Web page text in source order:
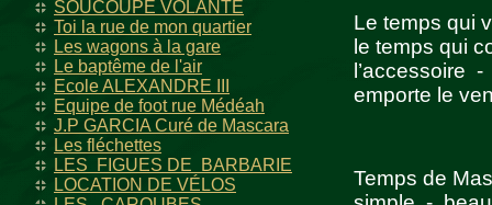
SOUCOUPE VOLANTE
Toi la rue de mon quartier
Les wagons à la gare
Le baptême de l'air
Ecole ALEXANDRE III
Equipe de foot rue Médéah
J.P GARCIA Curé de Mascara
Les fléchettes
LES FIGUES DE BARBARIE
LOCATION DE VÉLOS
Le temps qui
le temps qui
l’accessoire
emporte le
Temps de